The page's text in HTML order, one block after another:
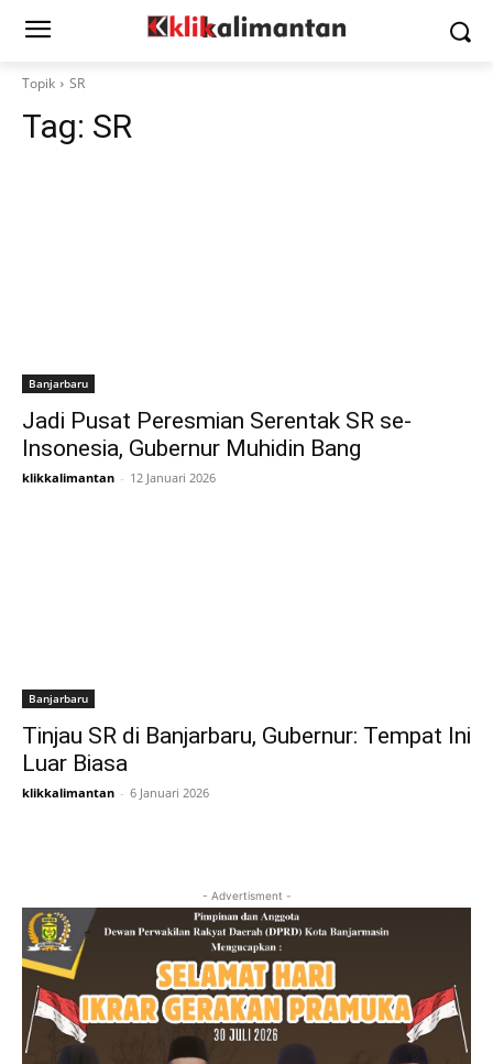
Topik SR
Tag: SR
Banjarbaru
Jadi Pusat Peresmian Serentak SR se-
Insonesia, Gubernur Muhidin Bang
klikkalimantan - 12 Januari 2026
Banjarbaru
Tinjau SR di Banjarbaru, Gubernur: Tempat Ini
Luar Biasa
klikkalimantan - 6 Januari 2026
- Advertisment -